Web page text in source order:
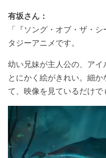
有坂さん：
「『ソング・オブ・ザ・
タジーアニメです。
幼い兄妹が主人公の、アイ
とにかく絵がきれい。細
て、映像を見ているだけで